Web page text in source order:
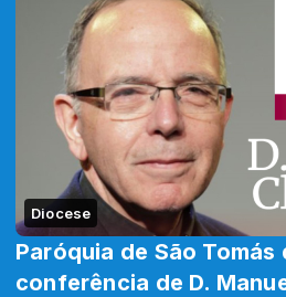
Diocese
Paróquia de São
conferência de D.